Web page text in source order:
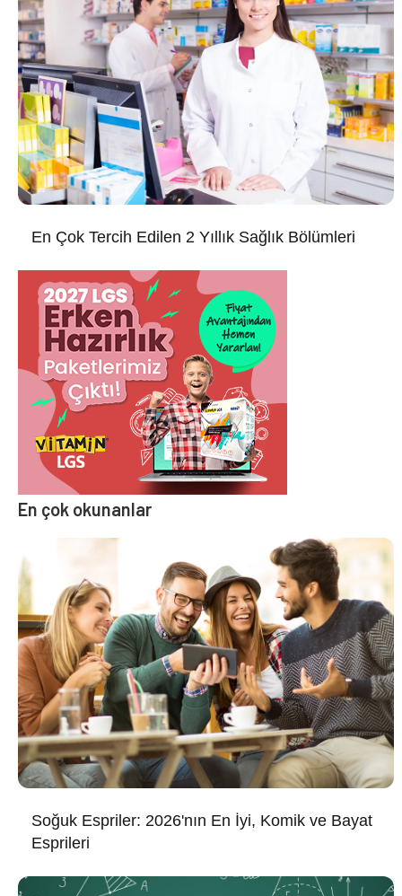
En Çok Tercih Edilen 2 Yıllık Sağlık Bölümleri
En çok okunanlar
Soğuk Espriler: 2026'nın En İyi, Komik ve Bayat
Esprileri